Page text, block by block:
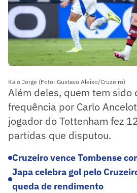
Kaio Jorge (Foto: Gustavo Aleixo/Cruzeiro)
Além deles, quem tem sido
frequência por Carlo
jogador do Tottenham fez
partidas que disputou.
Cruzeiro vence Tombense
Japa celebra gol pelo
queda de rendimento